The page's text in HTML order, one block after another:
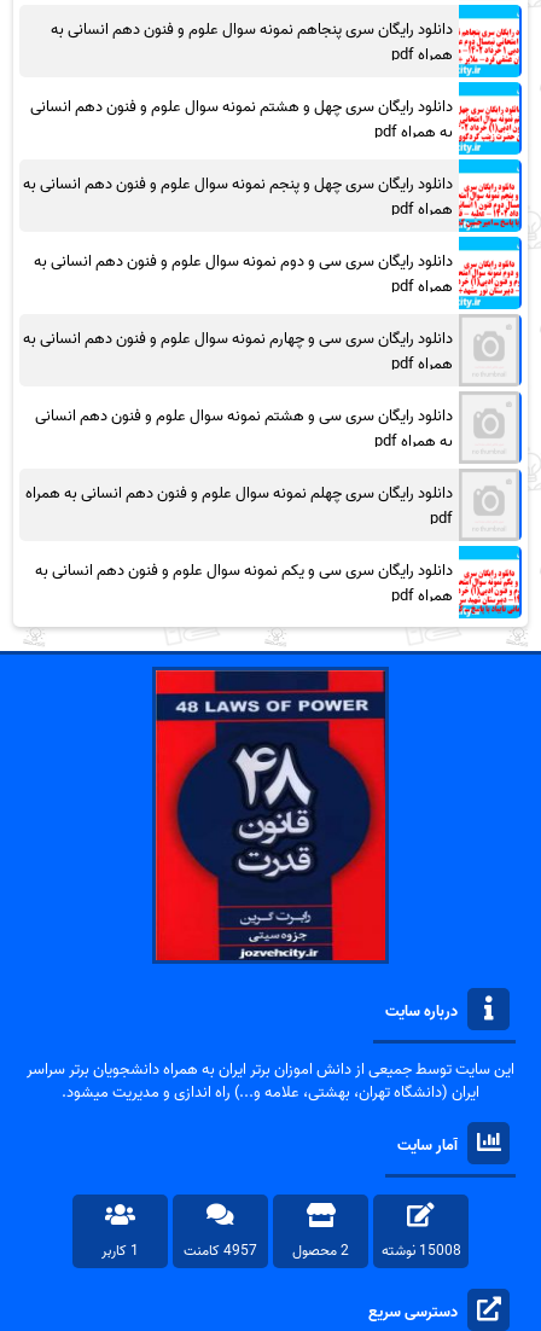
دانلود رایگان سری پنجاهم نمونه سوال علوم و فنون دهم انسانی به
همراه pdf
دانلود رایگان سری چهل و هشتم نمونه سوال علوم و فنون دهم انسانی
به همراه pdf
دانلود رایگان سری چهل و پنجم نمونه سوال علوم و فنون دهم انسانی به
همراه pdf
دانلود رایگان سری سی و دوم نمونه سوال علوم و فنون دهم انسانی به
همراه pdf
دانلود رایگان سری سی و چهارم نمونه سوال علوم و فنون دهم انسانی به
همراه pdf
دانلود رایگان سری سی و هشتم نمونه سوال علوم و فنون دهم انسانی
به همراه pdf
دانلود رایگان سری چهلم نمونه سوال علوم و فنون دهم انسانی به همراه
pdf
دانلود رایگان سری سی و یکم نمونه سوال علوم و فنون دهم انسانی به
همراه pdf
درباره سایت
این سایت توسط جمیعی از دانش اموزان برتر ایران به همراه دانشجویان برتر سراسر
ایران (دانشگاه تهران، بهشتی، علامه و...) راه اندازی و مدیریت میشود.
آمار سایت
15008 نوشته 2 محصول 4957 کامنت 1 کاربر
دسترسی سریع